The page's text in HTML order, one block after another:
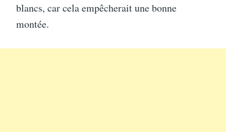
blancs, car cela empêcherait une bonne
montée.